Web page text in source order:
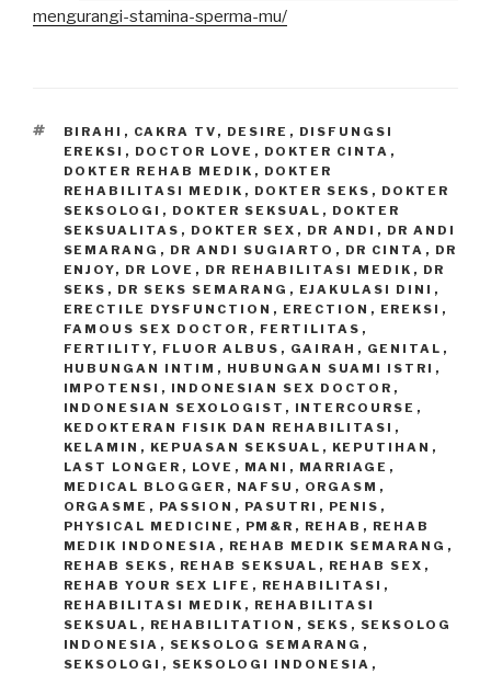
mengurangi-stamina-sperma-mu/
TAGS
BIRAHI , CAKRA TV , DESIRE , DISFUNGSI
EREKSI , DOCTOR LOVE , DOKTER CINTA ,
DOKTER REHAB MEDIK , DOKTER
REHABILITASI MEDIK , DOKTER SEKS , DOKTER
SEKSOLOGI , DOKTER SEKSUAL , DOKTER
SEKSUALITAS , DOKTER SEX , DR ANDI , DR ANDI
SEMARANG , DR ANDI SUGIARTO , DR CINTA , DR
ENJOY, DR LOVE , DR REHABILITASI MEDIK , DR
SEKS , DR SEKS SEMARANG , EJAKULASI DINI ,
ERECTILE DYSFUNCTION , ERECTION , EREKSI ,
FAMOUS SEX DOCTOR , FERTILITAS ,
FERTILITY, FLUOR ALBUS , GAIRAH , GENITAL ,
HUBUNGAN INTIM , HUBUNGAN SUAMI ISTRI ,
IMPOTENSI , INDONESIAN SEX DOCTOR ,
INDONESIAN SEXOLOGIST , INTERCOURSE ,
KEDOKTERAN FISIK DAN REHABILITASI ,
KELAMIN , KEPUASAN SEKSUAL , KEPUTIHAN ,
LAST LONGER , LOVE , MANI , MARRIAGE ,
MEDICAL BLOGGER , NAFSU , ORGASM ,
ORGASME , PASSION , PASUTRI , PENIS ,
PHYSICAL MEDICINE , PM&R , REHAB , REHAB
MEDIK INDONESIA , REHAB MEDIK SEMARANG ,
REHAB SEKS , REHAB SEKSUAL , REHAB SEX ,
REHAB YOUR SEX LIFE , REHABILITASI ,
REHABILITASI MEDIK , REHABILITASI
SEKSUAL , REHABILITATION , SEKS , SEKSOLOG
INDONESIA , SEKSOLOG SEMARANG ,
SEKSOLOGI , SEKSOLOGI INDONESIA ,